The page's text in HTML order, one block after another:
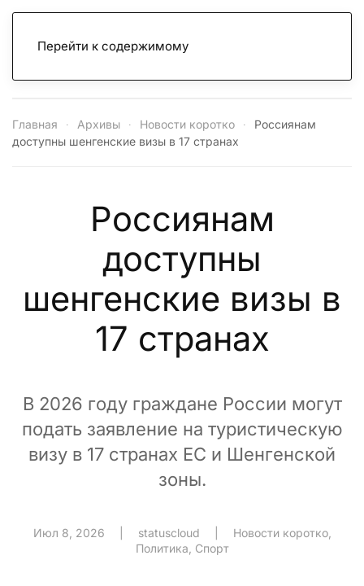
Перейти к содержимому
Главная Архивы Новости коротко
Россиянам
доступны шенгенские визы в 17 странах
Россиянам
доступны
шенгенские визы в
17 странах
В 2026 году граждане России могут
подать заявление на туристическую
визу в 17 странах ЕС и Шенгенской
зоны.
Июл 8, 2026 statuscloud Новости коротко,
Политика Спорт